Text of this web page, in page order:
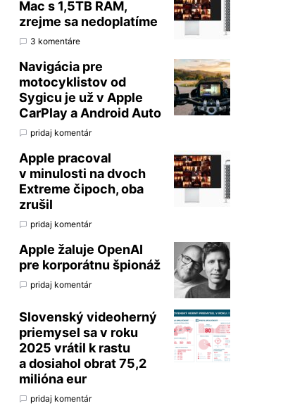
Mac s 1,5TB RAM,
zrejme sa nedoplatíme
3 komentáre
Navigácia pre
motocyklistov od
Sygicu je už v Apple
CarPlay a Android Auto
pridaj komentár
Apple pracoval
v minulosti na dvoch
Extreme čipoch, oba
zrušil
pridaj komentár
Apple žaluje OpenAI
pre korporátnu špionáž
pridaj komentár
Slovenský videoherný
priemysel sa v roku
2025 vrátil k rastu
a dosiahol obrat 75,2
milióna eur
pridaj komentár